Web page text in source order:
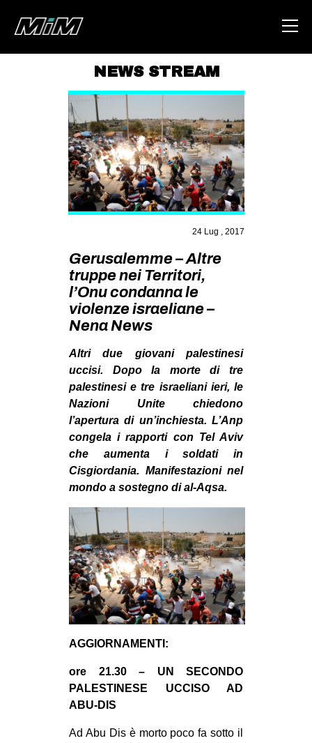
ABOUT
AREA
DEGENERAZIONE
GAZA FREESTYLE
STUDENTI TSUNAMI
ZAM
MILANO
SPAZI
SPORT POPOLARE
MOVIMENTI
AMBIENTE
ANTIFASCISMO
DIRITTO ALL’ABITARE
MIGRAZIONI
PRECARIATO
REPRESSIONE
STUDENTI
CULTURE
CINEMA
MUSICA
NEWS STREAM
24 Lug , 2017
Gerusalemme – Altre
truppe nei Territori,
l’Onu condanna le
violenze israeliane –
Nena News
Altri due giovani palestinesi
uccisi. Dopo la morte di tre
palestinesi e tre israeliani ieri, le
Nazioni Unite chiedono
l’apertura di un’inchiesta. L’Anp
congela i rapporti con Tel Aviv
che aumenta i soldati in
Cisgiordania. Manifestazioni nel
mondo a sostegno di al-Aqsa.
AGGIORNAMENTI:
ore 21.30 – UN SECONDO
PALESTINESE UCCISO AD
ABU-DIS
Ad Abu Dis è morto poco fa sotto il